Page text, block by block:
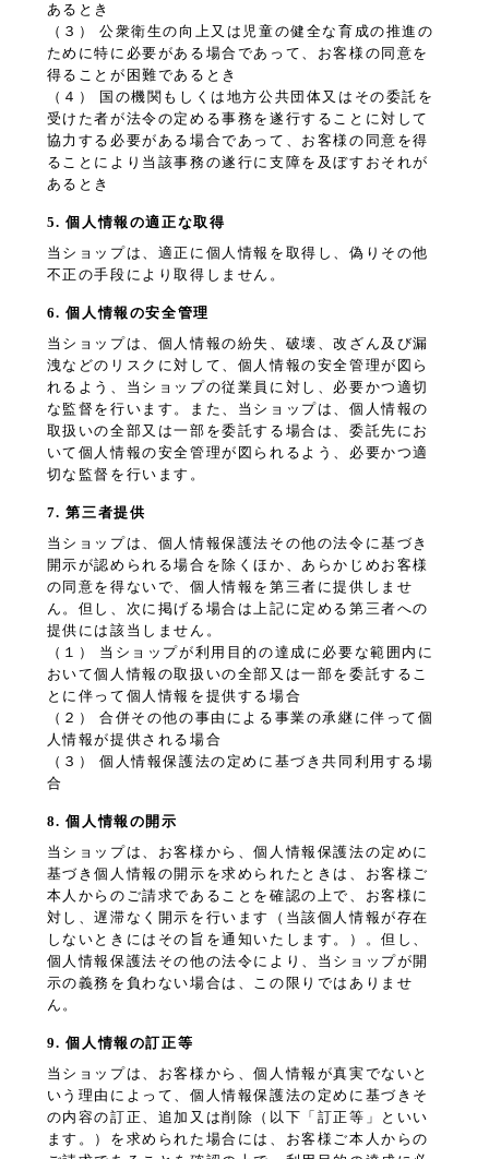
あるとき
（３） 公衆衛生の向上又は児童の健全な育成の推進の
ために特に必要がある場合であって、お客様の同意を
得ることが困難であるとき
（４） 国の機関もしくは地方公共団体又はその委託を
受けた者が法令の定める事務を遂行することに対して
協力する必要がある場合であって、お客様の同意を得
ることにより当該事務の遂行に支障を及ぼすおそれが
あるとき
5. 個人情報の適正な取得
当ショップは、適正に個人情報を取得し、偽りその他
不正の手段により取得しません。
6. 個人情報の安全管理
当ショップは、個人情報の紛失、破壊、改ざん及び漏
洩などのリスクに対して、個人情報の安全管理が図ら
れるよう、当ショップの従業員に対し、必要かつ適切
な監督を行います。また、当ショップは、個人情報の
取扱いの全部又は一部を委託する場合は、委託先にお
いて個人情報の安全管理が図られるよう、必要かつ適
切な監督を行います。
7. 第三者提供
当ショップは、個人情報保護法その他の法令に基づき
開示が認められる場合を除くほか、あらかじめお客様
の同意を得ないで、個人情報を第三者に提供しませ
ん。但し、次に掲げる場合は上記に定める第三者への
提供には該当しません。
（１） 当ショップが利用目的の達成に必要な範囲内に
おいて個人情報の取扱いの全部又は一部を委託するこ
とに伴って個人情報を提供する場合
（２） 合併その他の事由による事業の承継に伴って個
人情報が提供される場合
（３） 個人情報保護法の定めに基づき共同利用する場
合
8. 個人情報の開示
当ショップは、お客様から、個人情報保護法の定めに
基づき個人情報の開示を求められたときは、お客様ご
本人からのご請求であることを確認の上で、お客様に
対し、遅滞なく開示を行います（当該個人情報が存在
しないときにはその旨を通知いたします。）。但し、
個人情報保護法その他の法令により、当ショップが開
示の義務を負わない場合は、この限りではありませ
ん。
9. 個人情報の訂正等
当ショップは、お客様から、個人情報が真実でないと
いう理由によって、個人情報保護法の定めに基づきそ
の内容の訂正、追加又は削除（以下「訂正等」といい
ます。）を求められた場合には、お客様ご本人からの